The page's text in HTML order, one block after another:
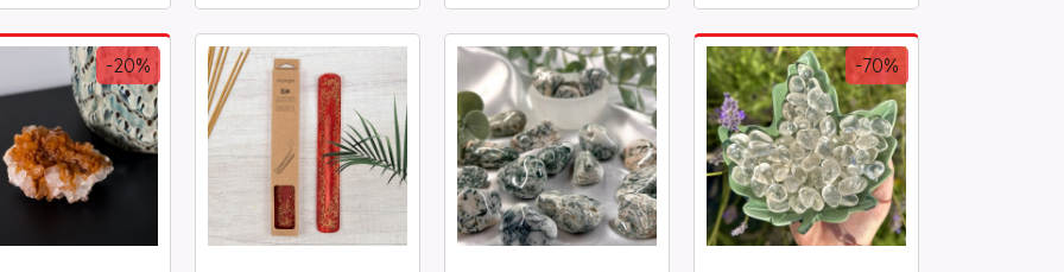
Kjøp Kjøp Kjøp Kjøp
-20% -70%